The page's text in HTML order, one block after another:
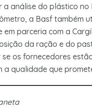
a análise do plástico no
a Basf também
em parceria com a
da ração e do
os fornecedores
a qualidade que